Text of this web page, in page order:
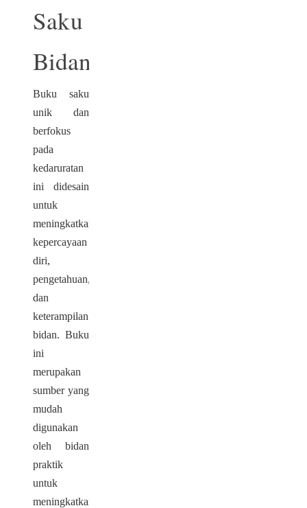
Saku
Bidan
Buku saku
unik dan
berfokus
pada
kedaruratan
ini didesain
untuk
meningkatkan
kepercayaan
diri,
pengetahuan,
dan
keterampilan
bidan. Buku
ini
merupakan
sumber yang
mudah
digunakan
oleh bidan
praktik
untuk
meningkatkan